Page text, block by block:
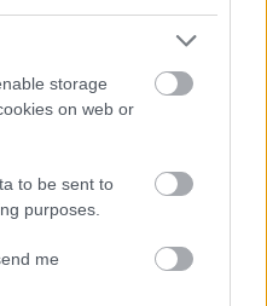
storage
on web or
to be sent to
purposes.
me